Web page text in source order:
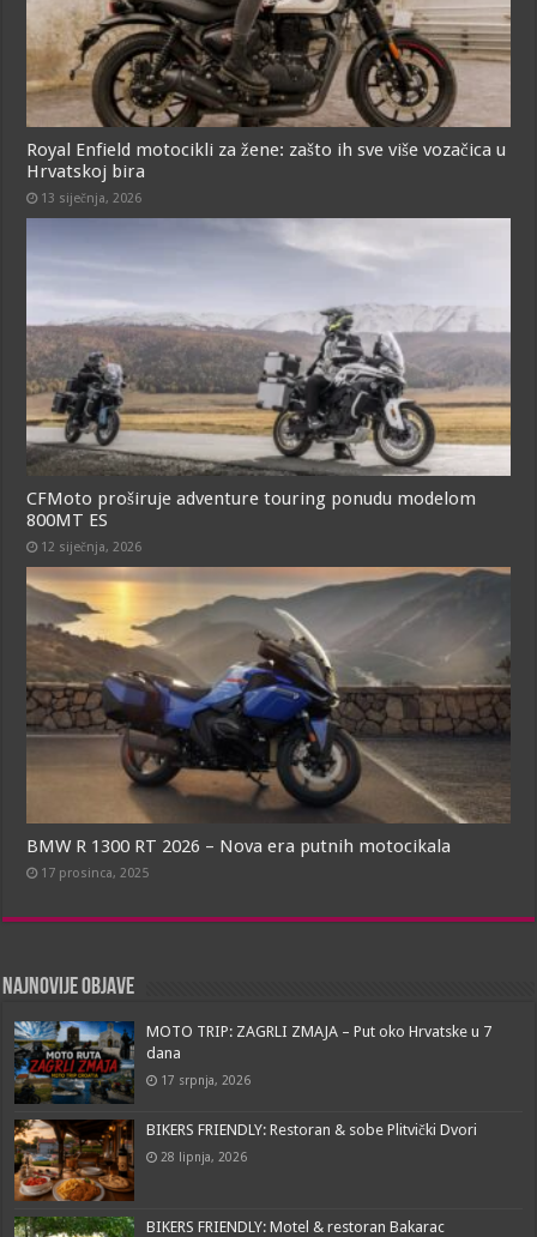
Royal Enfield motocikli za žene: zašto ih sve više vozačica u
Hrvatskoj bira
13 siječnja, 2026
CFMoto proširuje adventure touring ponudu modelom
800MT ES
12 siječnja, 2026
BMW R 1300 RT 2026 – Nova era putnih motocikala
17 prosinca, 2025
Najnovije objave
MOTO TRIP: ZAGRLI ZMAJA – Put oko Hrvatske u 7
dana
17 srpnja, 2026
BIKERS FRIENDLY: Restoran & sobe Plitvički Dvori
28 lipnja, 2026
BIKERS FRIENDLY: Motel & restoran Bakarac